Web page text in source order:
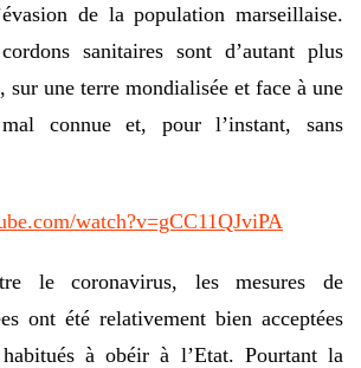
de la population marseillaise.
sanitaires sont d’autant plus
sur une terre mondialisée et face à une
connue et, pour l’instant, sans
watch?v=gCC11QJviPA
le coronavirus, les mesures de
ont été relativement bien acceptées
à obéir à l’Etat. Pourtant la